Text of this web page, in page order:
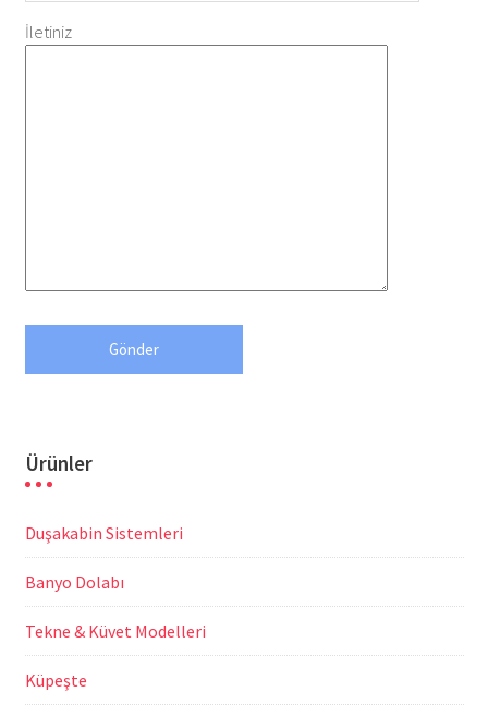
İletiniz
Ürünler
Duşakabin Sistemleri
Banyo Dolabı
Tekne & Küvet Modelleri
Küpeşte